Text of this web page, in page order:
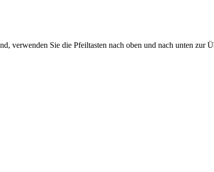
verwenden Sie die Pfeiltasten nach oben und nach unten zur